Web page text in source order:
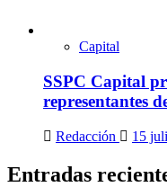
Capital
SSPC Capital
representantes
Redacción 15
Entradas